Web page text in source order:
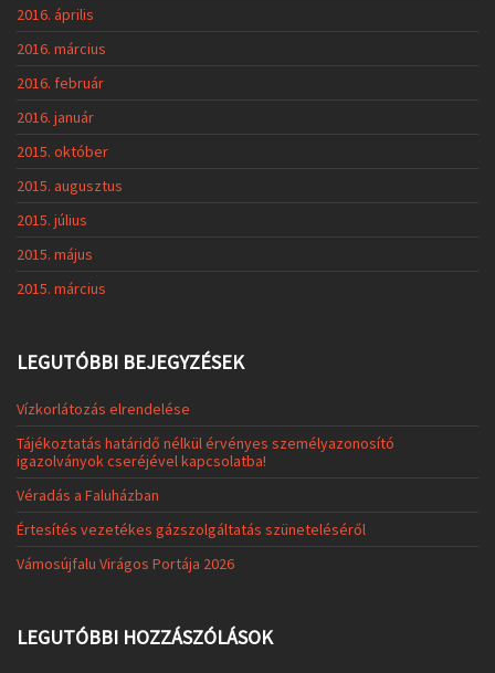
2016. április
2016. március
2016. február
2016. január
2015. október
2015. augusztus
2015. július
2015. május
2015. március
LEGUTÓBBI BEJEGYZÉSEK
Vízkorlátozás elrendelése
Tájékoztatás határidő nélkül érvényes személyazonosító
igazolványok cseréjével kapcsolatba!
Véradás a Faluházban
Értesítés vezetékes gázszolgáltatás szüneteléséről
Vámosújfalu Virágos Portája 2026
LEGUTÓBBI HOZZÁSZÓLÁSOK